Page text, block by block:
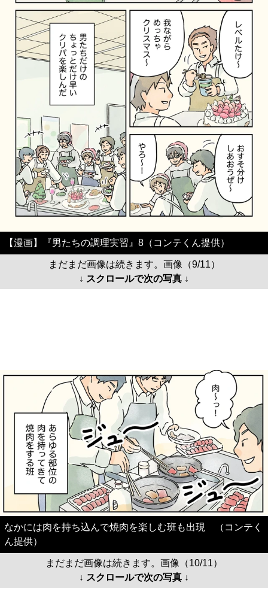
【漫画】『男たちの調理実習』8（コンテくん提供）
まだまだ画像は続きます。画像（9/11）
↓ スクロールで次の写真 ↓
なかには肉を持ち込んで焼肉を楽しむ班も出現 （コンテく
ん提供）
まだまだ画像は続きます。画像（10/11）
↓ スクロールで次の写真 ↓